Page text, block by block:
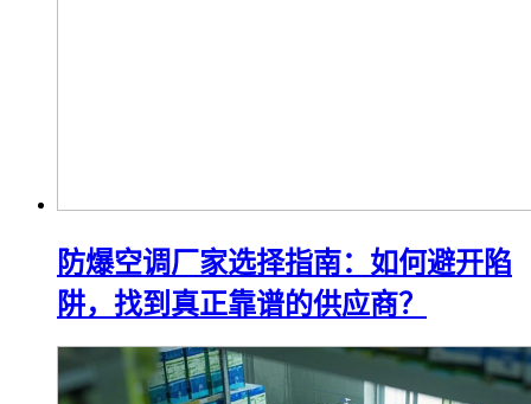
防爆空调厂家选择指南：如何避开陷
阱，找到真正靠谱的供应商？